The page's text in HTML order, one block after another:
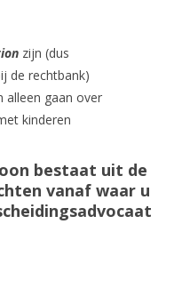
zijn (dus
de rechtbank)
alleen gaan over
kinderen
bestaat uit de
vanaf waar u